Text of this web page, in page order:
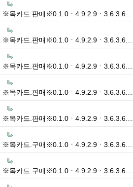
※목카드.판매※0.1.0ㆍ4.9.2.9ㆍ3.6.3.6.…
※목카드.판매※0.1.0ㆍ4.9.2.9ㆍ3.6.3.6.…
※목카드.판매※0.1.0ㆍ4.9.2.9ㆍ3.6.3.6.…
※목카드.판매※0.1.0ㆍ4.9.2.9ㆍ3.6.3.6.…
※목카드.판매※0.1.0ㆍ4.9.2.9ㆍ3.6.3.6.…
※목카드.구매※0.1.0ㆍ4.9.2.9ㆍ3.6.3.6.…
※목카드.구매※0.1.0ㆍ4.9.2.9ㆍ3.6.3.6.…